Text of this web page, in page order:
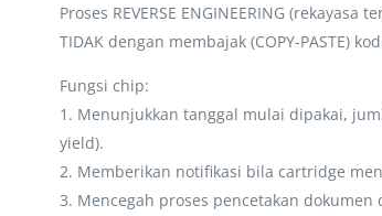
Proses REVERSE ENGINEERING
TIDAK dengan membajak (COPY-PASTE)
Fungsi chip:
1. Menunjukkan tanggal mulai dipakai,
yield).
2. Memberikan notifikasi bila cartridge
3. Mencegah proses pencetakan